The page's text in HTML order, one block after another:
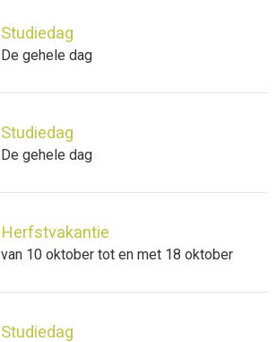
Studiedag
De gehele dag
Studiedag
De gehele dag
Herfstvakantie
van 10 oktober tot en met 18 oktober
Studiedag